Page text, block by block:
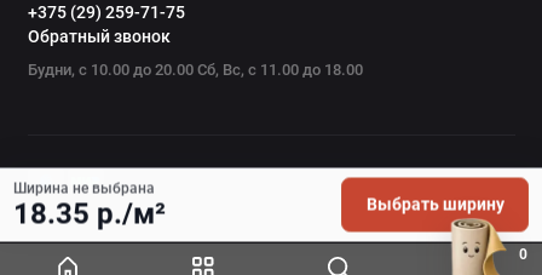
0
+375 (29) 259-71-75
Обратный звонок
Будни, с 10.00 до 20.00 Сб, Вс, с 11.00 до 18.00
Ширина не выбрана
18.35 р./м² Выбрать ширину